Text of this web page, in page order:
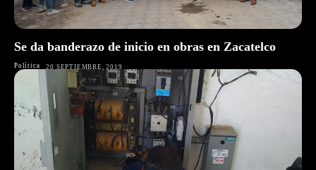
Se da banderazo de inicio en obras en Zacatelco
Política 20 SEPTIEMBRE, 2019